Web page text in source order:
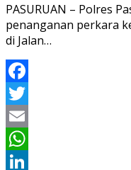
PASURUAN – Polres
penanganan perkara
di Jalan…
Facebook
Twitter
Email
WhatsApp